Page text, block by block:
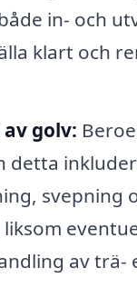
in- och
klart och
golv:
detta
svepning
av trä-